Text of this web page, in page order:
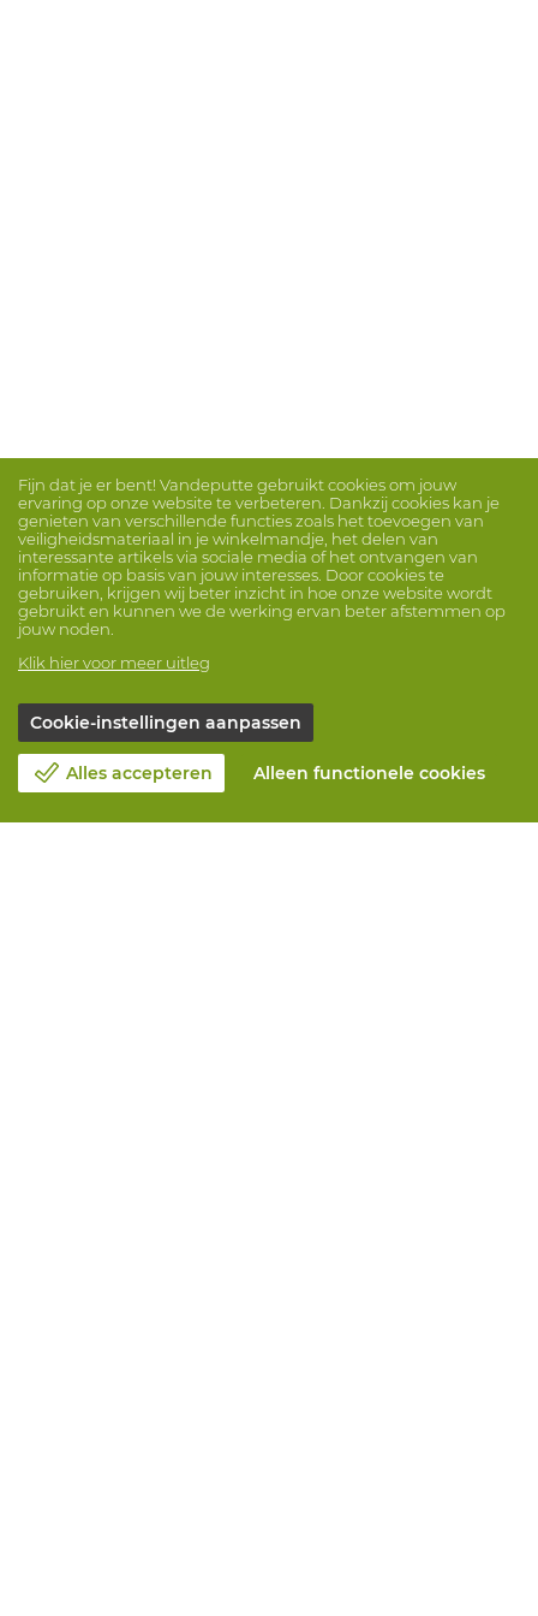
Fijn dat je er bent! Vandeputte gebruikt cookies om jouw
ervaring op onze website te verbeteren. Dankzij cookies kan je
genieten van verschillende functies zoals het toevoegen van
veiligheidsmateriaal in je winkelmandje, het delen van
interessante artikels via sociale media of het ontvangen van
informatie op basis van jouw interesses. Door cookies te
gebruiken, krijgen wij beter inzicht in hoe onze website wordt
gebruikt en kunnen we de werking ervan beter afstemmen op
jouw noden.
Klik hier voor meer uitleg
Cookie-instellingen aanpassen
Alles accepteren Alleen functionele cookies